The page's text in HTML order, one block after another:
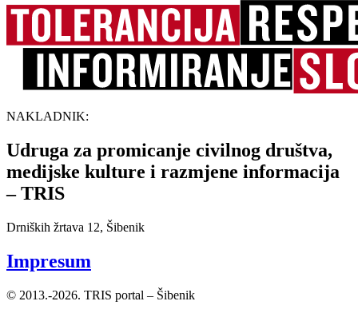
NAKLADNIK:
Udruga za promicanje civilnog društva,
medijske kulture i razmjene informacija
– TRIS
Drniških žrtava 12, Šibenik
Impresum
© 2013.-2026. TRIS portal – Šibenik